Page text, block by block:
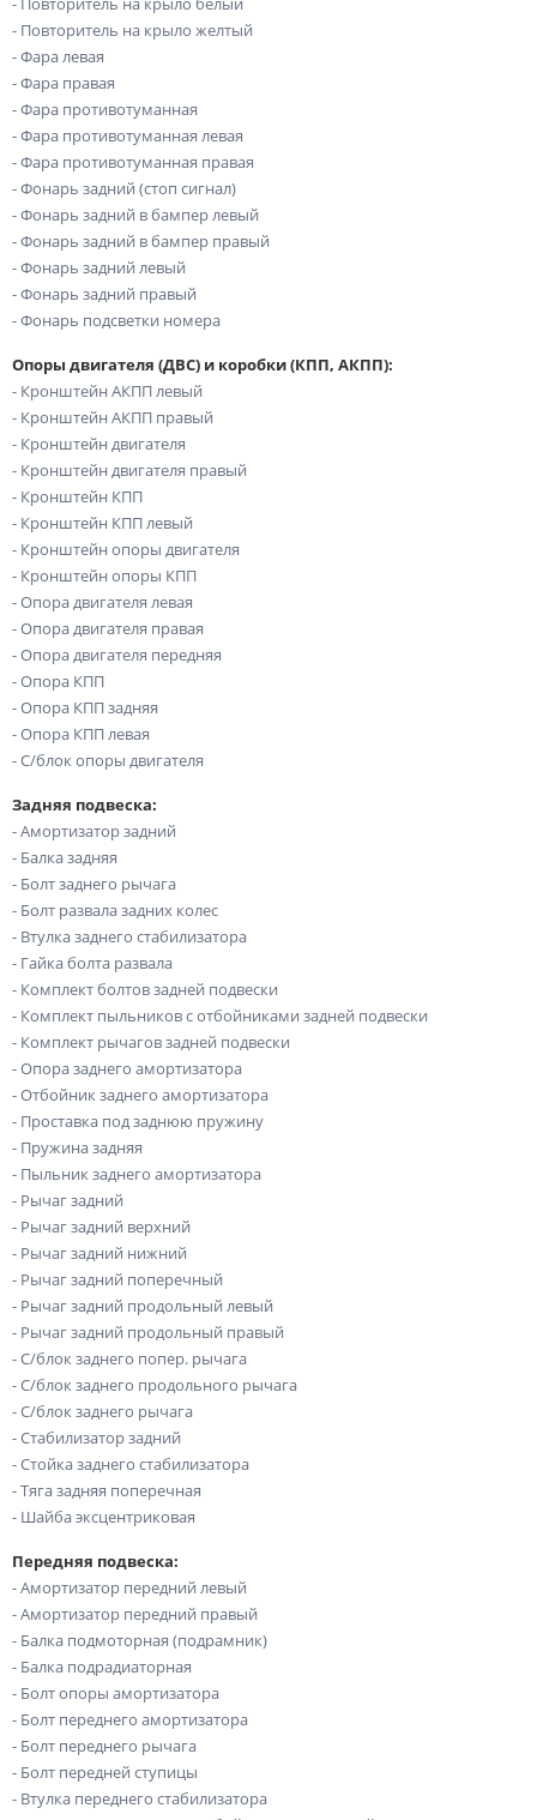
- Повторитель на крыло желтый
- Фара левая
- Фара правая
- Фара противотуманная
- Фара противотуманная левая
- Фара противотуманная правая
- Фонарь задний (стоп сигнал)
- Фонарь задний в бампер левый
- Фонарь задний в бампер правый
- Фонарь задний левый
- Фонарь задний правый
- Фонарь подсветки номера
Опоры двигателя (ДВС) и коробки (КПП, АКПП):
- Кронштейн АКПП левый
- Кронштейн АКПП правый
- Кронштейн двигателя
- Кронштейн двигателя правый
- Кронштейн КПП
- Кронштейн КПП левый
- Кронштейн опоры двигателя
- Кронштейн опоры КПП
- Опора двигателя левая
- Опора двигателя правая
- Опора двигателя передняя
- Опора КПП
- Опора КПП задняя
- Опора КПП левая
- С/блок опоры двигателя
Задняя подвеска:
- Амортизатор задний
- Балка задняя
- Болт заднего рычага
- Болт развала задних колес
- Втулка заднего стабилизатора
- Гайка болта развала
- Комплект болтов задней подвески
- Комплект пыльников с отбойниками задней подвески
- Комплект рычагов задней подвески
- Опора заднего амортизатора
- Отбойник заднего амортизатора
- Проставка под заднюю пружину
- Пружина задняя
- Пыльник заднего амортизатора
- Рычаг задний
- Рычаг задний верхний
- Рычаг задний нижний
- Рычаг задний поперечный
- Рычаг задний продольный левый
- Рычаг задний продольный правый
- С/блок заднего попер. рычага
- С/блок заднего продольного рычага
- С/блок заднего рычага
- Стабилизатор задний
- Стойка заднего стабилизатора
- Тяга задняя поперечная
- Шайба эксцентриковая
Передняя подвеска:
- Амортизатор передний левый
- Амортизатор передний правый
- Балка подмоторная (подрамник)
- Балка подрадиаторная
- Болт опоры амортизатора
- Болт переднего амортизатора
- Болт переднего рычага
- Болт передней ступицы
- Втулка переднего стабилизатора